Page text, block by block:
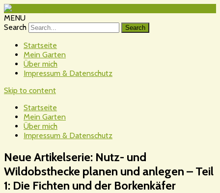
MENU
Search
Startseite
Mein Garten
Über mich
Impressum & Datenschutz
Skip to content
Startseite
Mein Garten
Über mich
Impressum & Datenschutz
Neue Artikelserie: Nutz- und
Wildobsthecke planen und anlegen – Teil
1: Die Fichten und der Borkenkäfer